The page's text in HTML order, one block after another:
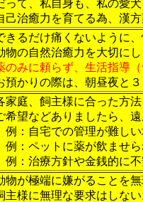
って、私自身も、私の愛
己治癒力を育てる為、漢
きるだけ痛くないように
物の自然治癒力を大切にし
のみに頼らず、生活指導
預かりの際は、朝昼夜と
家庭、飼主様に合った方法
希望などありましたら、
例：自宅での管理が難しい
例：ペットに薬が飲ませら
例：治療方針や金銭的に不
物が極端に嫌がることを無
主様に無理な要求はしない